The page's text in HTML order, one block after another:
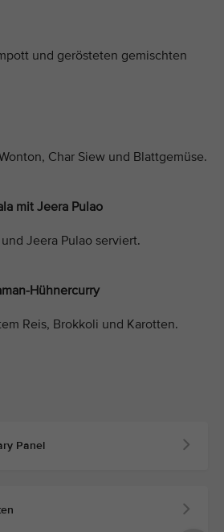
und gerösteten gemischten
Char Siew und Blattgemüse.
mit Jeera Pulao
Jeera Pulao serviert.
Hühnercurry
Reis, Brokkoli und Karotten.
Panel